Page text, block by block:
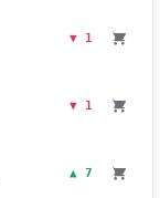
▼ 1
▼ 1
▲ 7